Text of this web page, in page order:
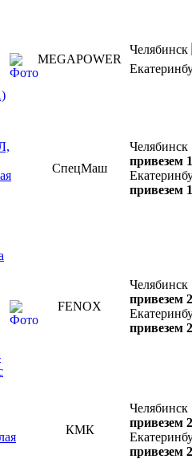
MEGAPOWER
Челябинск
СпецМаш
Челябинск
привезем
привезем
FENOX
Челябинск
привезем
привезем
КМК
Челябинск
привезем
привезем